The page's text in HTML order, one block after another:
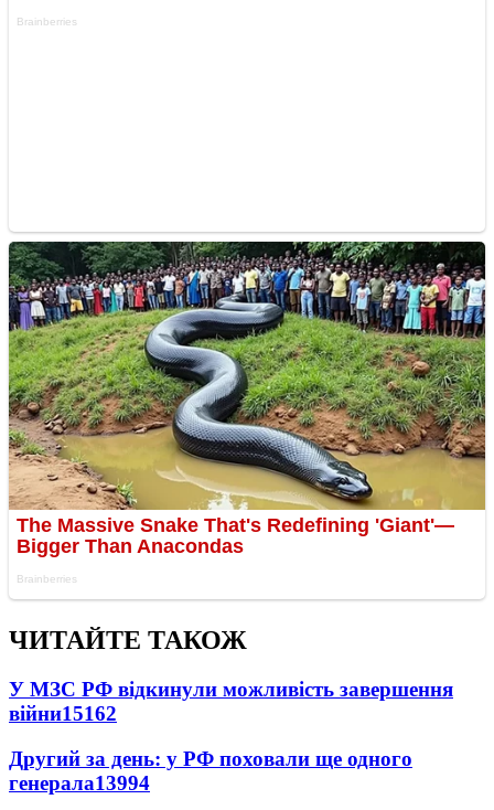
ЧИТАЙТЕ ТАКОЖ
У МЗС РФ відкинули можливість завершення
війни15162
Другий за день: у РФ поховали ще одного
генерала13994